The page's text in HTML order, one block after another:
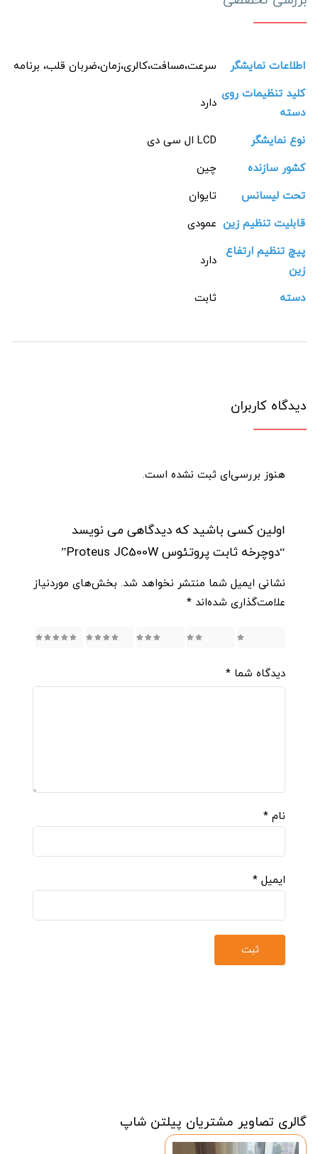
اطلاعات نمایشگر
سرعت،مسافت،کالری،زمان،ضربان قلب، برنامه
کلید تنظیمات روی
دسته
دارد
نوع نمایشگر
LCD ال سی دی
کشور سازنده
چین
تحت لیسانس
تایوان
قابلیت تنظیم زین عمودی
پیچ تنظیم ارتفاع
زین
دارد
دسته ثابت
دیدگاه کاربران
هنوز بررسی‌ای ثبت نشده است.
اولین کسی باشید که دیدگاهی می نویسد
“دوچرخه ثابت پروتئوس Proteus JC500W”
نشانی ایمیل شما منتشر نخواهد شد. بخش‌های موردنیاز
علامت‌گذاری شده‌اند *
5
دیدگاه شما *
نام *
ایمیل *
گالری تصاویر مشتریان پیلتن شاپ